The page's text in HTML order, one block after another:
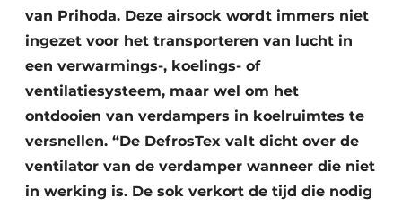
Warmtepompen
van Prihoda. Deze airsock wordt immers niet
ingezet voor het transporteren van lucht in
een verwarmings-, koelings- of
ventilatiesysteem, maar wel om het
ontdooien van verdampers in koelruimtes te
versnellen. “De DefrosTex valt dicht over de
ventilator van de verdamper wanneer die niet
in werking is. De sok verkort de tijd die nodig